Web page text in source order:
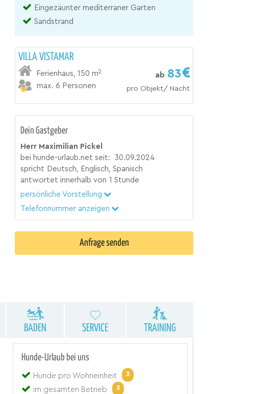
Eingezäunter mediterraner Garten
Sandstrand
VILLA VISTAMAR
Ferienhaus,150 m2
max. 6 Personen
ab 83
pro Objekt/ Nacht
Dein Gastgeber
Herr Maximilian Pickel
bei hunde-urlaub.net seit:
30.09.2024
spricht Deutsch, Englisch, Spanisch
antwortet innerhalb von 1 Stunde
persönliche Vorstellung
Telefonnummer anzeigen
Anfrage senden
BADEN SERVICE TRAINING
Hunde-Urlaub bei uns
Hunde pro Wohneinheit 3
im gesamten Betrieb 3